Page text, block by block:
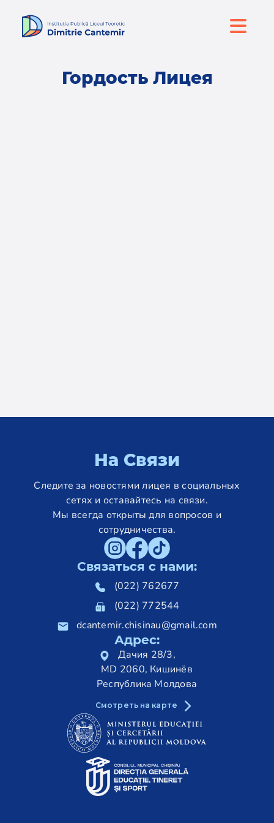
Гордость Лицея
На Связи
Следите за новостями лицея в социальных
сетях и оставайтесь на связи.
Мы всегда открыты для вопросов и
сотрудничества.
Связаться с нами:
(022) 762677
(022) 772544
dcantemir.chisinau@gmail.com
Адрес:
Дачия 28/3,
MD 2060, Кишинёв
Республика Молдова
Смотреть на карте